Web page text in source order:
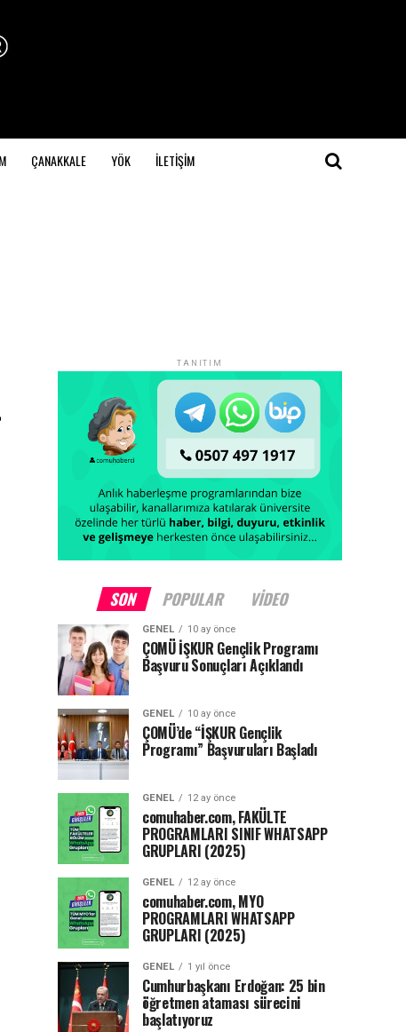
ÇANAKKALE YÖK İLETİŞİM
TANITIM
SON POPULAR VIDEO
GENEL 10 ay önce
ÇOMÜ İŞKUR Gençlik Programı
Başvuru Sonuçları Açıklandı
GENEL 10 ay önce
ÇOMÜ’de “İŞKUR Gençlik
Programı” Başvuruları Başladı
GENEL 12 ay önce
comuhaber.com, FAKÜLTE
PROGRAMLARI SINIF WHATSAPP
GRUPLARI (2025)
GENEL 12 ay önce
comuhaber.com, MYO
PROGRAMLARI WHATSAPP
GRUPLARI (2025)
GENEL 1 yıl önce
Cumhurbaşkanı Erdoğan: 25 bin
öğretmen ataması sürecini
başlatıyoruz